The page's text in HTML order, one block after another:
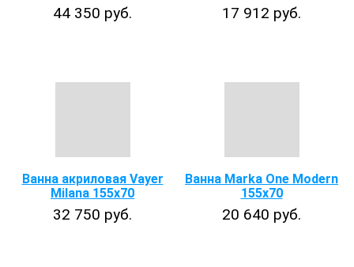
44 350 руб. 17 912 руб.
Ванна акриловая Vayer
Milana 155x70
32 750 руб.
Ванна Marka One Modern
155x70
20 640 руб.